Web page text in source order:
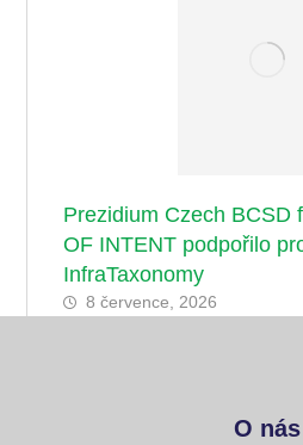
Prezidium Czech BCSD
OF INTENT podpořilo
InfraTaxonomy
8 července, 2026
O nás